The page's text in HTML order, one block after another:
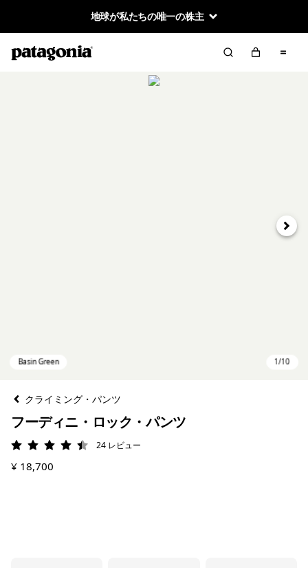
地球が私たちの唯一の株主
次へ
クライミング・パンツ
フーディニ・ロック・パンツ
評価: 4.4 / 5
24 レビュー
¥ 18,700